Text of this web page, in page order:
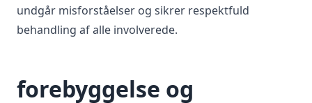
undgår misforståelser og sikrer respektfuld
behandling af alle involverede.
forebyggelse og